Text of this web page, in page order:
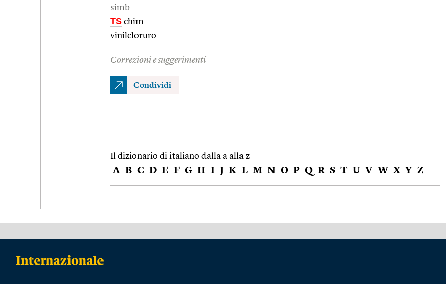
simb.
TS chim.
vinilcloruro.
Correzioni e suggerimenti
Condividi
Il dizionario di italiano dalla a alla z
A B C D E F G H I J K L M N O P Q R S T U V W X Y Z